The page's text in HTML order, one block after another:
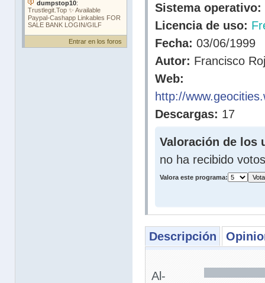
Entrar en los foros
Sistema operativo:
Licencia de uso:
Fecha: 03/06/1999
Autor: Francisco
Web:
http://
Descargas: 17
Valoración de los
no ha recibido votos
Valora este programa:
Descripción
Al-